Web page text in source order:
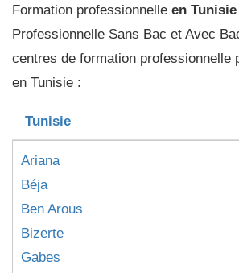
Formation professionnelle en Tunisie
Professionnelle Sans Bac et Avec
centres de formation professionnelle
en Tunisie :
Tunisie
Ariana
Béja
Ben Arous
Bizerte
Gabes